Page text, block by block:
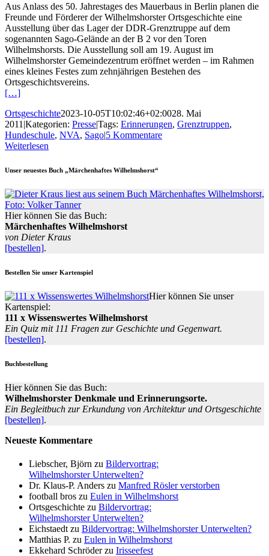
Aus Anlass des 50. Jahrestages des Mauerbaus in Berlin planen die
Freunde und Förderer der Wilhelmshorster Ortsgeschichte eine
Ausstellung über das Lager der DDR-Grenztruppe auf dem
sogenannten Sago-Gelände an der B 2 vor den Toren
Wilhelmshorsts. Die Ausstellung soll am 19. August im
Wilhelmshorster Gemeindezentrum eröffnet werden – im Rahmen
eines kleines Festes zum zehnjährigen Bestehen des
Ortsgeschichtsvereins.
[…]
Ortsgeschichte2023-10-05T10:02:46+02:0028. Mai
2011 |Kategorien: Presse|Tags: Erinnerungen, Grenztruppen,
Hundeschule, NVA, Sago|5 Kommentare
Weiterlesen
Unser neuestes Buch „Märchenhaftes Wilhelmshorst“
Hier können Sie das Buch:
Märchenhaftes Wilhelmshorst
von Dieter Kraus
[bestellen].
Bestellen Sie unser Kartenspiel
Hier können Sie unser
Kartenspiel:
111 x Wissenswertes Wilhelmshorst
Ein Quiz mit 111 Fragen zur Geschichte und Gegenwart.
[bestellen].
Buchbestellung
Hier können Sie das Buch:
Wilhelmshorster Denkmale und Erinnerungsorte.
Ein Begleitbuch zur Erkundung von Architektur und Ortsgeschichte
[bestellen].
Neueste Kommentare
Liebscher, Björn zu Bildervortrag:
Wilhelmshorster Unterwelten?
Dr. Klaus-P. Anders zu Manfred Rösler verstorben
football bros zu Eulen in Wilhelmshorst
Ortsgeschichte zu Bildervortrag:
Wilhelmshorster Unterwelten?
Eichstaedt zu Bildervortrag: Wilhelmshorster Unterwelten?
Matthias P. zu Eulen in Wilhelmshorst
Ekkehard Schröderzu Irisseefest